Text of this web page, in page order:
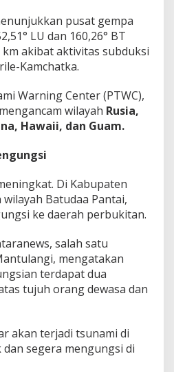
pusat gempa
LU dan 160,26° BT
akibat aktivitas subduksi
Kamchatka.
Warning Center (PTWC),
wilayah Rusia,
Hawaii, dan Guam.
Di Kabupaten
Batudaa Pantai,
ke daerah perbukitan.
salah satu
mengatakan
terdapat dua
tujuh orang dewasa dan
akan terjadi tsunami di
segera mengungsi di